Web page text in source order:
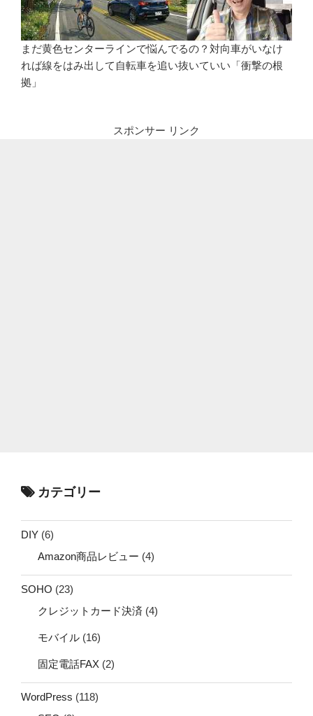
まだ黄色センターラインで悩んでるの？対向車がいなけ
れば線をはみ出して自転車を追い抜いていい「衝撃の根
拠」
スポンサー リンク
カテゴリー
DIY (6)
Amazon商品レビュー (4)
SOHO (23)
クレジットカード決済 (4)
モバイル (16)
固定電話FAX (2)
WordPress (118)